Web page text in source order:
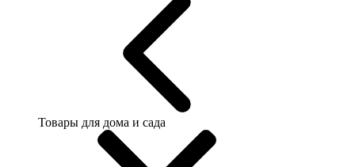
Товары для дома и сада